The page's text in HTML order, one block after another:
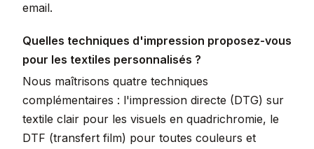
email.
Quelles techniques d'impression proposez-vous
pour les textiles personnalisés ?
Nous maîtrisons quatre techniques
complémentaires : l'impression directe (DTG) sur
textile clair pour les visuels en quadrichromie, le
DTF (transfert film) pour toutes couleurs et